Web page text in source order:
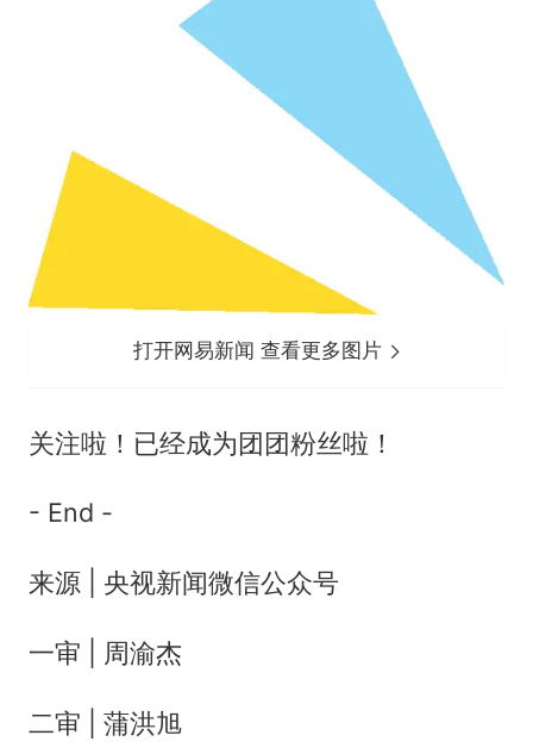
打开网易新闻 查看更多图片
关注啦！已经成为团团粉丝啦！
- End -
来源 | 央视新闻微信公众号
一审 | 周渝杰
二审 | 蒲洪旭